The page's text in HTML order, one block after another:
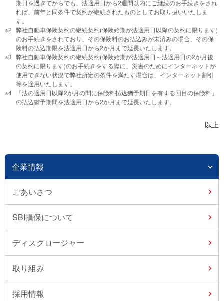
期日を過ぎてからでも、法適用日から2週間以内にご継続のお手続きをされ
れば、前年と同条件で契約が継続されたものとしてお取り扱いいたしま
す。
弊社自動車保険契約の継続契約(保険始期が法適用日以降の契約に限ります)
のお手続きをされており、その保険料のお払込みが未済みの場合、その保
険料の払込期限を法適用日から2か月まで延長いたします。
弊社自動車保険契約の継続契約(保険始期が法適用日～法適用日の2か月後
の契約に限ります)のお手続きをする際に、災害のためにインターネットが
使用できない状況で弊社所定の条件を満たす場合は、インターネット割引
等を適用いたします。
「法の適用日以降2か月の間に保険料払込猶予期日を有する回目の保険料」
の払込猶予期間を法適用日から2か月まで延長いたします。
以上
企業情報
ごあいさつ
SBI損保について
ディスクロージャー
取り組み
採用情報